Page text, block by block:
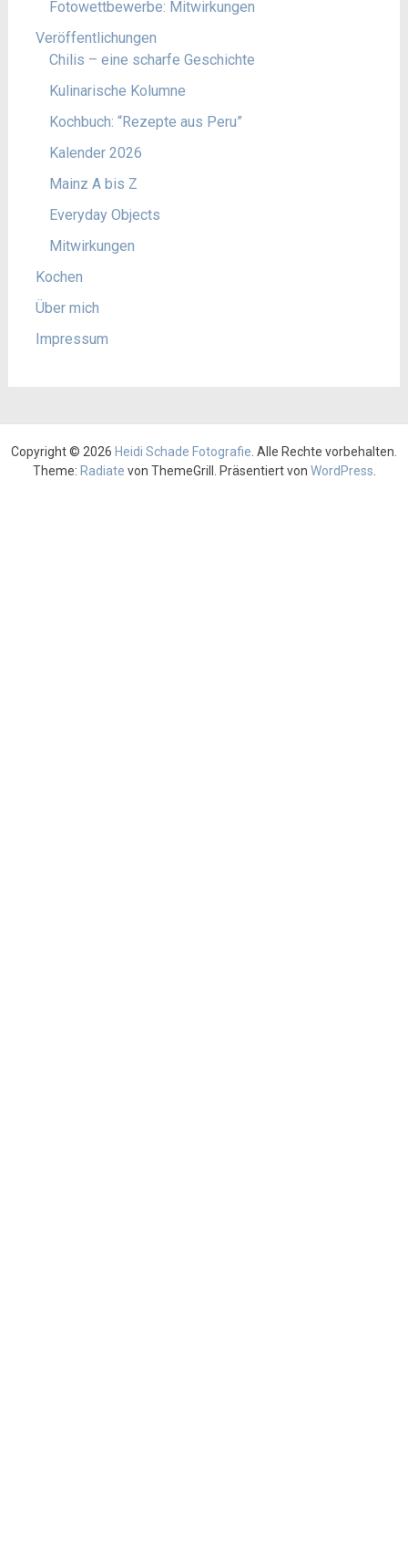
Fotowettbewerbe: Mitwirkungen
Veröffentlichungen
Chilis – eine scharfe Geschichte
Kulinarische Kolumne
Kochbuch: “Rezepte aus Peru”
Kalender 2026
Mainz A bis Z
Everyday Objects
Mitwirkungen
Kochen
Über mich
Impressum
Copyright © 2026 Heidi Schade Fotografie . Alle Rechte vorbehalten.
Theme: Radiate von ThemeGrill. Präsentiert von WordPress